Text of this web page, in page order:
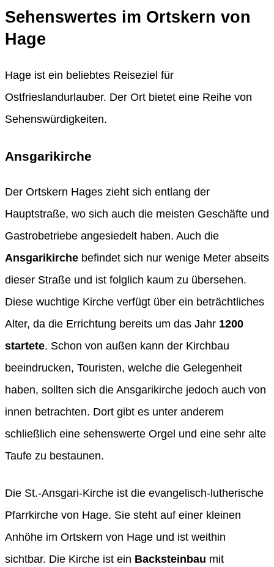
Sehenswertes im Ortskern von
Hage
Hage ist ein beliebtes Reiseziel für
Ostfrieslandurlauber. Der Ort bietet eine Reihe von
Sehenswürdigkeiten.
Ansgarikirche
Der Ortskern Hages zieht sich entlang der
Hauptstraße, wo sich auch die meisten Geschäfte und
Gastrobetriebe angesiedelt haben. Auch die
Ansgarikirche befindet sich nur wenige Meter abseits
dieser Straße und ist folglich kaum zu übersehen.
Diese wuchtige Kirche verfügt über ein beträchtliches
Alter, da die Errichtung bereits um das Jahr 1200
startete. Schon von außen kann der Kirchbau
beeindrucken, Touristen, welche die Gelegenheit
haben, sollten sich die Ansgarikirche jedoch auch von
innen betrachten. Dort gibt es unter anderem
schließlich eine sehenswerte Orgel und eine sehr alte
Taufe zu bestaunen.
Die St.-Ansgari-Kirche ist die evangelisch-lutherische
Pfarrkirche von Hage. Sie steht auf einer kleinen
Anhöhe im Ortskern von Hage und ist weithin
sichtbar. Die Kirche ist ein Backsteinbau mit